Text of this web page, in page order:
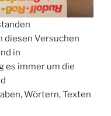
diesen Versuchen
in
es immer um die
Wörtern, Texten